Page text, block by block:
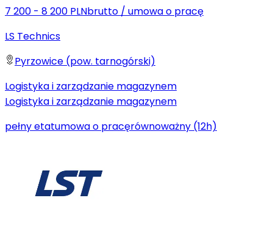
7 200 - 8 200 PLNbrutto / umowa o pracę
LS Technics
Pyrzowice (pow. tarnogórski)
Logistyka i zarządzanie magazynem
Logistyka i zarządzanie magazynem
pełny etatumowa o pracęrównoważny (12h)